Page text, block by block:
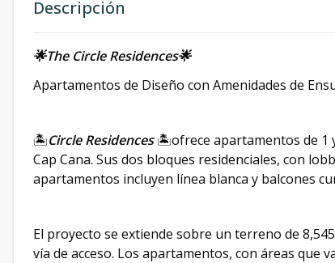
Descripción
🌟The Circle Residences🌟
Apartamentos de Diseño con Amenidades de
🏝Circle Residences🏝ofrece apartamentos de 1
Cap Cana. Sus dos bloques residenciales, con
apartamentos incluyen línea blanca y balcones
El proyecto se extiende sobre un terreno de
vía de acceso. Los apartamentos, con áreas que